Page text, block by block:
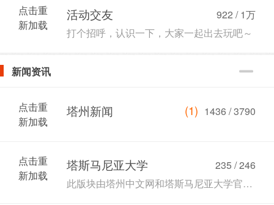
点击重
新加载
922 /1万
活动交友
打个招呼，认识一下，大家一起出去玩吧～
新闻资讯
点击重
新加载
1436 / 3790
塔州新闻 (1)
点击重
新加载
235 / 246
塔斯马尼亚大学
此版块由塔州中文网和塔斯马尼亚大学官方合作，板块内容由塔斯马尼亚大学提供。